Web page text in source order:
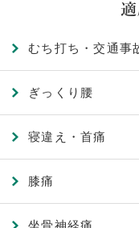
むち打ち・交通事
ぎっくり腰
寝違え・首痛
膝痛
坐骨神経痛